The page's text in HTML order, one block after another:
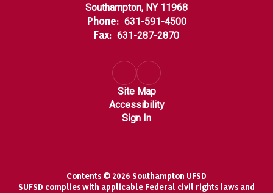
Southampton, NY 11968
Phone: 631-591-4500
Fax: 631-287-2870
Site Map
Accessibility
Sign In
Contents © 2026 Southampton UFSD
SUFSD complies with applicable Federal civil rights laws and